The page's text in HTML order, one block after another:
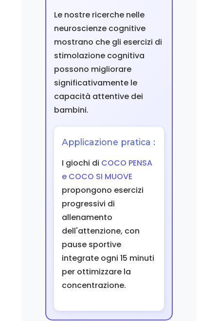
Le nostre ricerche nelle
neuroscienze cognitive
mostrano che gli esercizi di
stimolazione cognitiva
possono migliorare
significativamente le
capacità attentive dei
bambini.
Applicazione pratica :
I giochi di COCO PENSA
e COCO SI MUOVE
propongono esercizi
progressivi di
allenamento
dell'attenzione, con
pause sportive
integrate ogni 15 minuti
per ottimizzare la
concentrazione.